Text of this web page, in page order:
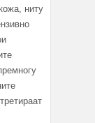
ниту